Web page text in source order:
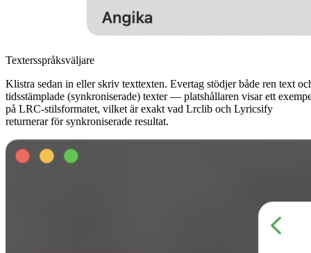
Textersspråksväljare
Klistra sedan in eller skriv texttexten. Evertag stödjer både ren text
tidsstämplade (synkroniserade) texter — platshållaren visar ett
på LRC-stilsformatet, vilket är exakt vad Lrclib och Lyricsify
returnerar för synkroniserade resultat.